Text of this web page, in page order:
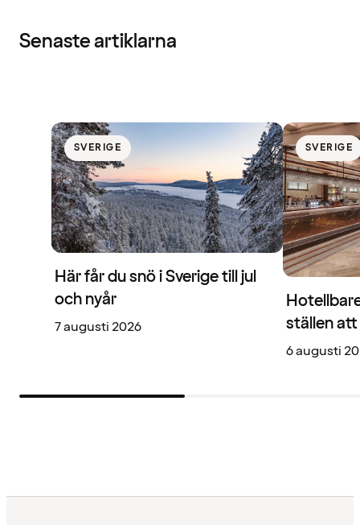
Senaste artiklarna
SVERIGE
Här får du snö i Sverige till jul
och nyår
7 augusti 2026
SVERIGE
ställen
6 augusti